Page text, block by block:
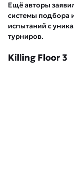
Ещё авторы
системы подбора
испытаний с
турниров.
Killing Floor 3